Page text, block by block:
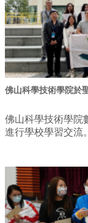
佛山科學技術學院於
佛山科學技術學院
進行學校學習交流。